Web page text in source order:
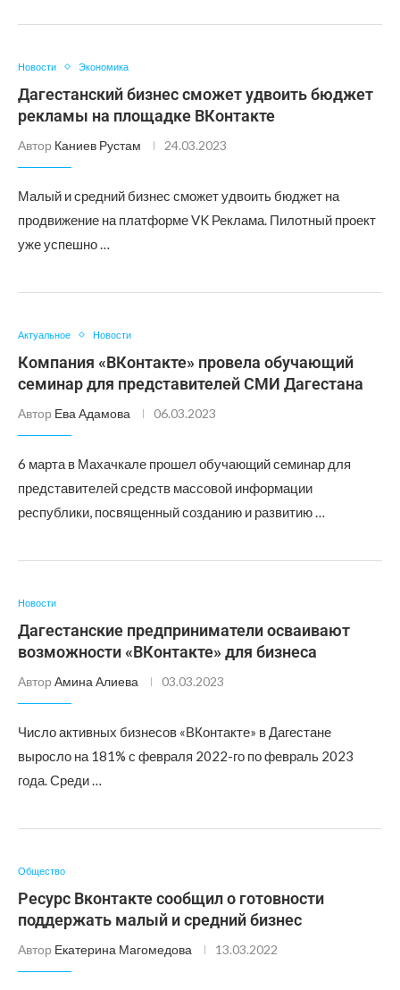
Новости Экономика
Дагестанский бизнес сможет удвоить бюджет
рекламы на площадке ВКонтакте
Автор Каниев Рустам 24.03.2023
Малый и средний бизнес сможет удвоить бюджет на
продвижение на платформе VK Реклама. Пилотный проект
уже успешно …
Актуальное Новости
Компания «ВКонтакте» провела обучающий
семинар для представителей СМИ Дагестана
Автор Ева Адамова 06.03.2023
6 марта в Махачкале прошел обучающий семинар для
представителей средств массовой информации
республики, посвященный созданию и развитию …
Новости
Дагестанские предприниматели осваивают
возможности «ВКонтакте» для бизнеса
Автор Амина Алиева 03.03.2023
Число активных бизнесов «ВКонтакте» в Дагестане
выросло на 181% с февраля 2022-го по февраль 2023
года. Среди …
Общество
Ресурс Вконтакте сообщил о готовности
поддержать малый и средний бизнес
Автор Екатерина Магомедова 13.03.2022